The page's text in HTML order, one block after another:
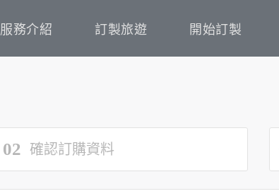
服務介紹 訂製旅遊 開始訂製
02 確認訂購資料